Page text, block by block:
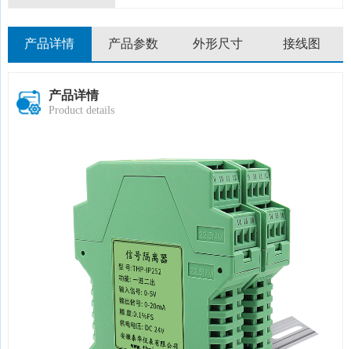
产品详情 产品参数 外形尺寸 接线图
产品详情
Product details